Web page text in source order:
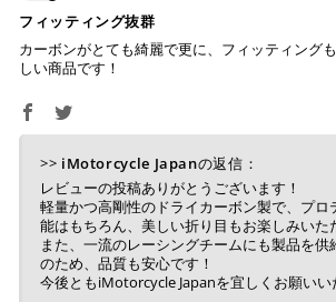
ご注文時に情報をお知らせ致しますの
お振り込みください。
入金確認が取れ次第、商品を手配させ
※ お支払期限はご注文日より7日以内
り、万が一過ぎてしまった場合はご
せて頂きます。
※ 振込手数料はご負担ください。
フィッティング抜群
カーボンがとても綺麗で更に、フィッティング
しい商品です！
>> iMotorcycle Japanの返信：
レビューの投稿ありがとうございます！
軽量かつ高剛性のドライカーボン製で、プロ
能はもちろん、美しい折り目もお楽しみいた
また、一流のレーシングチームにも製品を供
のため、品質も安心です！
今後ともiMotorcycle Japanを宜しくお願いい